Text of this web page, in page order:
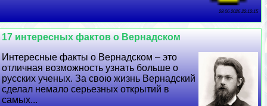
28 06 2026 22:12:15
17 интересных фактов о Вернадском
Интересные факты о Вернадском – это
отличная возможность узнать больше о
русских ученых. За свою жизнь Вернадский
сделал немало серьезных открытий в
самых...